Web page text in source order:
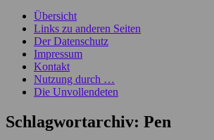
Übersicht
Links zu anderen Seiten
Der Datenschutz
Impressum
Kontakt
Nutzung durch …
Die Unvollendeten
Schlagwortarchiv: Pen